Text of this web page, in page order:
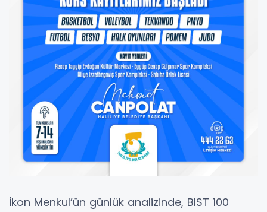
İkon Menkul’ün günlük analizinde, BIST 100